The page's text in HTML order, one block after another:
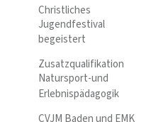
Christliches
Jugendfestival
begeistert
Zusatzqualifikation
Natursport-und
Erlebnispädagogik
CVJM Baden und EMK